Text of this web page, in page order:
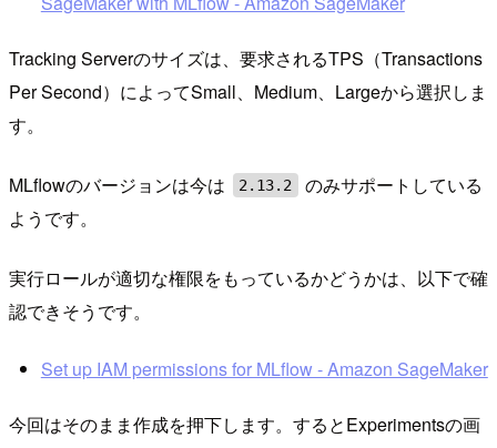
Tracking Serverのサイズは、要求されるTPS（Transactions
Per Second）によってSmall、Medium、Largeから選択しま
す。
MLflowのバージョンは今は 2.13.2
のみサポートしている
ようです。
実行ロールが適切な権限をもっているかどうかは、以下で確
認できそうです。
Set up IAM permissions for MLflow - Amazon SageMaker
今回はそのまま作成を押下します。するとExperimentsの画